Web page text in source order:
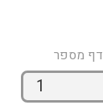
דף מספר